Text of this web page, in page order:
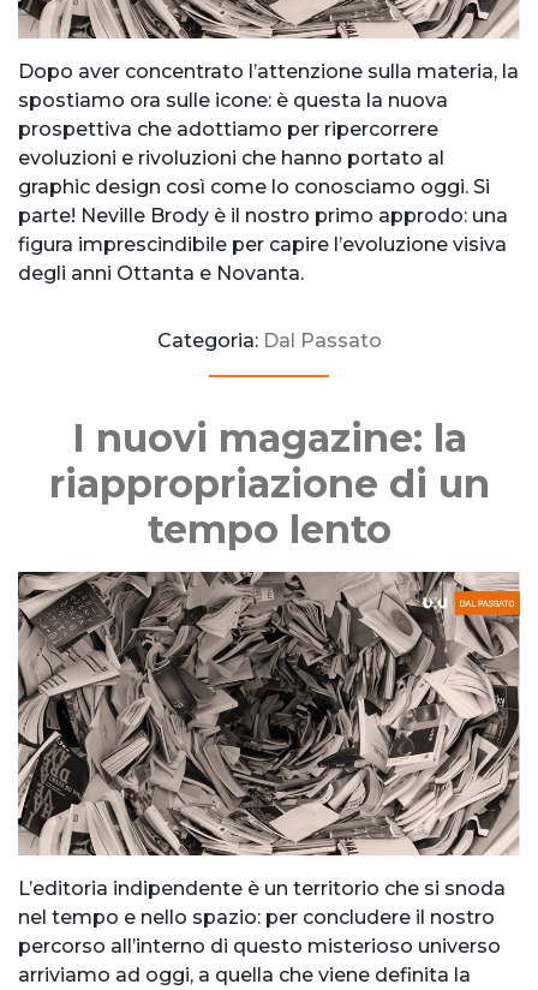
Dopo aver concentrato l’attenzione sulla materia, la
spostiamo ora sulle icone: è questa la nuova
prospettiva che adottiamo per ripercorrere
evoluzioni e rivoluzioni che hanno portato al
graphic design così come lo conosciamo oggi. Si
parte! Neville Brody è il nostro primo approdo: una
figura imprescindibile per capire l’evoluzione visiva
degli anni Ottanta e Novanta.
Categoria: Dal Passato
I nuovi magazine: la
riappropriazione di un
tempo lento
L’editoria indipendente è un territorio che si snoda
nel tempo e nello spazio: per concludere il nostro
percorso all’interno di questo misterioso universo
arriviamo ad oggi, a quella che viene definita la